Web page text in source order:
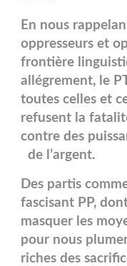
En nous
oppresseurs et
frontière
allégrement, le
toutes celles et
refusent la
contre des
de l’argent.
Des partis
fascisant PP,
masquer les
pour nous
riches des